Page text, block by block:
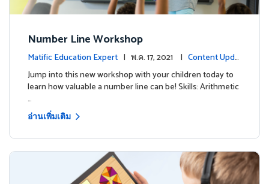
Number Line Workshop
Matific Education Expert | พ.ค. 17, 2021 | Content Upda
tes
Jump into this new workshop with your children today to
learn how valuable a number line can be! Skills: Arithmetic
…
อ่านเพิ่มเติม